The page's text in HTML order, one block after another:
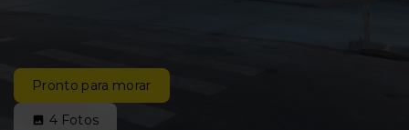
Pronto para morar
4 Fotos